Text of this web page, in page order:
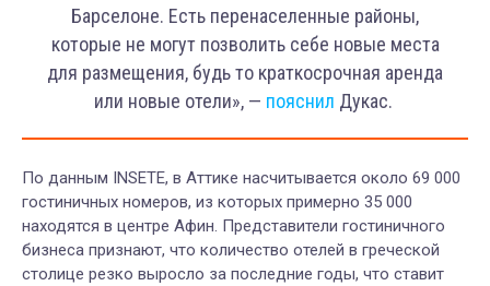
Барселоне. Есть перенаселенные районы,
которые не могут позволить себе новые места
для размещения, будь то краткосрочная аренда
или новые отели», — пояснил Дукас.
По данным INSETE, в Аттике насчитывается около 69 000
гостиничных номеров, из которых примерно 35 000
находятся в центре Афин. Представители гостиничного
бизнеса признают, что количество отелей в греческой
столице резко выросло за последние годы, что ставит